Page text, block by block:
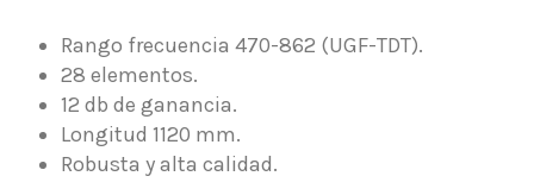
Rango frecuencia 470-862 (UGF-TDT).
28 elementos.
12 db de ganancia.
Longitud 1120 mm.
Robusta y alta calidad.